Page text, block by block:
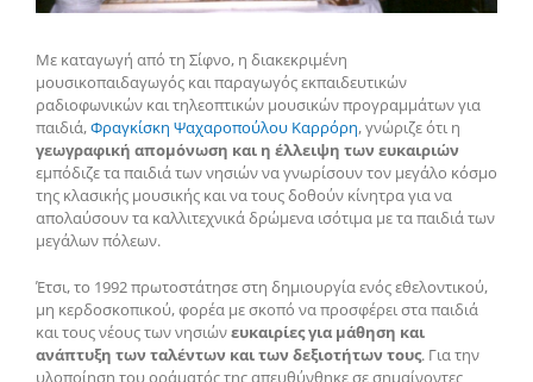
Με καταγωγή από τη Σίφνο, η διακεκριμένη
μουσικοπαιδαγωγός και παραγωγός εκπαιδευτικών
ραδιοφωνικών και τηλεοπτικών μουσικών προγραμμάτων για
παιδιά,Φραγκίσκη Ψαχαροπούλου Καρρόρη, γνώριζε ότι η
γεωγραφική απομόνωση και η έλλειψη των ευκαιριών
εμπόδιζε τα παιδιά των νησιών να γνωρίσουν τον μεγάλο κόσμο
της κλασικής μουσικής και να τους δοθούν κίνητρα για να
απολαύσουν τα καλλιτεχνικά δρώμενα ισότιμα με τα παιδιά των
μεγάλων πόλεων.
Έτσι, το 1992 πρωτοστάτησε στη δημιουργία ενός εθελοντικού,
μη κερδοσκοπικού, φορέα με σκοπό να προσφέρει στα παιδιά
και τους νέους των νησιώνευκαιρίες για μάθηση και
ανάπτυξη των ταλέντων και των δεξιοτήτων τους. Για την
υλοποίηση του οράματός της απευθύνθηκε σε σημαίνοντες